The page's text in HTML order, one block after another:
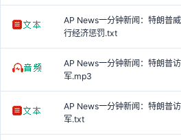
AP News一分钟新闻：特朗普
行经济惩罚.txt
AP News一分钟新闻：特朗普
军.mp3
AP News一分钟新闻：特朗普
军.txt